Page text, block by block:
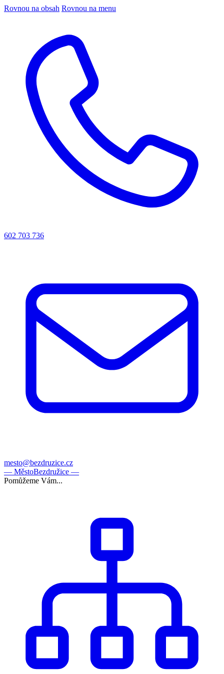
Rovnou na obsah Rovnou na menu
602 703 736
mesto@bezdruzice.cz
— MěstoBezdružice —
Pomůžeme Vám...